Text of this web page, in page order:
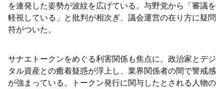
バンクにも影響拡大
を連発した姿勢が波紋を広げている。与野党から「審議を
軽視している」と批判が相次ぎ、議会運営の在り方に疑問
符がついた。
サナエトークンをめぐる利害関係も焦点に。政治家とデジ
タル資産との癒着疑惑が浮上し、業界関係者の間で警戒感
が強まっている。トークン発行に関与したとされる人物の